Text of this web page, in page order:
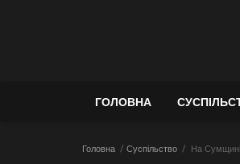
ГОЛОВНА
Головна Суспільство На